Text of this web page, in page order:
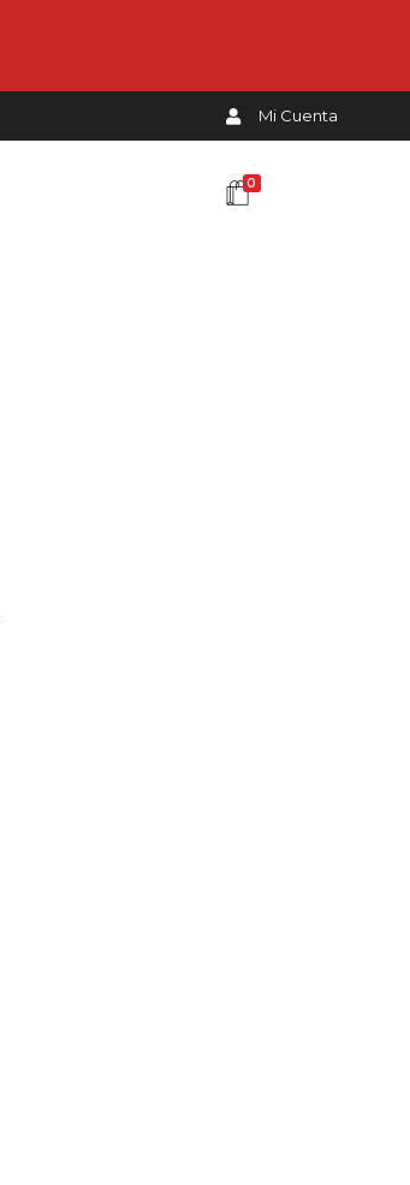
Mi Cuenta
0